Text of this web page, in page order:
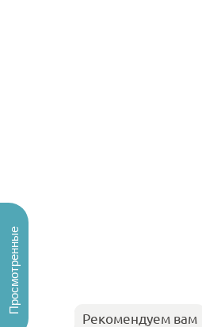
Рекомендуем вам
Просмотренные